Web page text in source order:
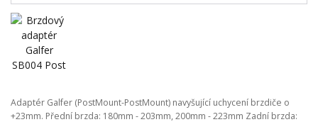
Adaptér Galfer (PostMount-PostMount) navyšující uchycení brzdiče o
+23mm. Přední brzda: 180mm - 203mm, 200mm - 223mm Zadní brzda: